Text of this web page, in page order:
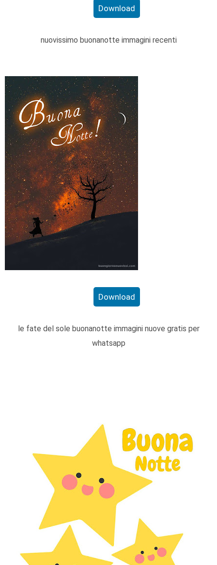
Download
nuovissimo buonanotte immagini recenti
Download
le fate del sole buonanotte immagini nuove gratis per
whatsapp